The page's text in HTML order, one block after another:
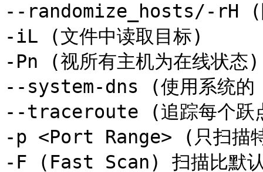
--randomize_hosts/-rH (
-iL (文件中读取目标)
-Pn (视所有主机为在线状
--system-dns (使用系统的
--traceroute (追踪每个跃
-p <Port Range> (只扫描
-F (Fast Scan) 扫描比默认